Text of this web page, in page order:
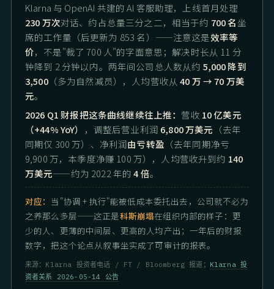
Klarna 与 OpenAI 共建的 AI 客服助理，上线首月处理
230 万次对话、约占总量三分之二，相当于约 700 名坐
席的工作量（后更新为 853 名）——注意这是效率等
价，不是"裁了 700 人"的字面意思；解决时长从 11 分
钟降到 2 分钟以内。两年间公司总人数从约 5,000 降到
3,500（多为自然减员），人均营收从40 万 → 70 万美
元。
2026 Q1 财报把这条曲线继续往上推： 营收 10 亿美元
（+44% YoY）
，调整后营业利润 6,800 万美元 （去年
同期仅 300 万）、净利润由亏转盈 （去年同期净亏
9,900 万，本季度净赚 100 万），人均营收升到约 140
万美元——约为 2022 年的4 倍。
对应： 当"协调 + 执行"能被低成本委托出去，公司就不必为
之养那么多层——这正是科斯崩塌在组织内部的样子：更
少的人、更薄的中间层、更高的人均产出；一年后的财报
数字，把这个论点从叙事坐实成了可审计的报表。
来源：Klarna 投资者电话 / FT / Bloomberg 报道； Klarna 投
资者关系 2026-05-14 公告